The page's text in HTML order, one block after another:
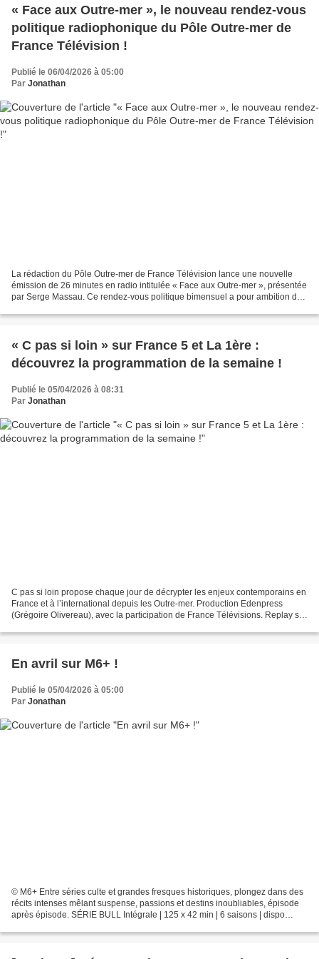
« Face aux Outre-mer », le nouveau rendez-vous
politique radiophonique du Pôle Outre-mer de
France Télévision !
Publié le 06/04/2026 à 05:00
Par Jonathan
La rédaction du Pôle Outre-mer de France Télévision lance une nouvelle
émission de 26 minutes en radio intitulée « Face aux Outre-mer », présentée
par Serge Massau. Ce rendez-vous politique bimensuel a pour ambition de
« C pas si loin » sur France 5 et La 1ère :
découvrez la programmation de la semaine !
Publié le 05/04/2026 à 08:31
Par Jonathan
C pas si loin propose chaque jour de décrypter les enjeux contemporains en
France et à l’international depuis les Outre-mer. Production Edenpress
(Grégoire Olivereau), avec la participation de France Télévisions. Replay sur
En avril sur M6+ !
Publié le 05/04/2026 à 05:00
Par Jonathan
© M6+ Entre séries culte et grandes fresques historiques, plongez dans des
récits intenses mêlant suspense, passions et destins inoubliables, épisode
après épisode. SÉRIE BULL Intégrale | 125 x 42 min | 6 saisons | dispo